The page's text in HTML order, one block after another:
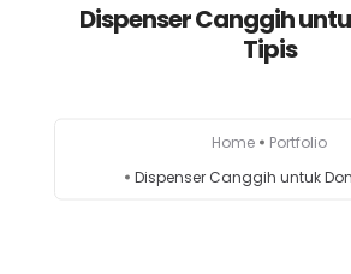
Tentang Kami
Dispenser Canggih
Tipis
Home
Portfolio
Dispenser Canggih untuk